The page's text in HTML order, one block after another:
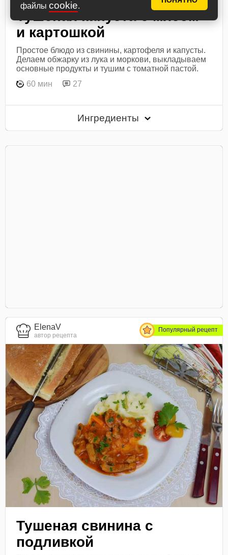
файлы cookie.
Тушеная капуста с мясом
и картошкой
Простое блюдо из свинины, картофеля и капусты.
Делаем обжарку из лука и моркови, выкладываем
основные продукты и тушим с томатной пастой.
60 мин
27
Ингредиенты
ElenaV
автор рецепта
Популярный рецепт
Тушеная свинина с
подливкой